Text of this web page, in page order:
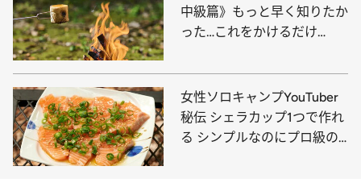
中級篇》もっと早く知りたか
った…これをかけるだけ
ロ”のできあがり！
女性ソロキャンプYouTuber
秘伝 シェラカップ1つで作れ
る シンプルなのにプロ級の